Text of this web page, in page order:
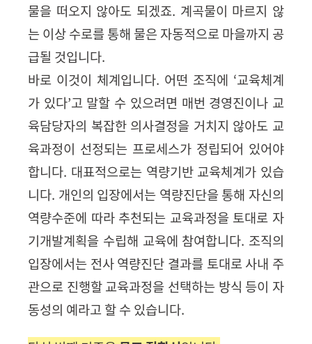
물을 떠오지 않아도 되겠죠. 계곡물이 마르지 않
는 이상 수로를 통해 물은 자동적으로 마을까지 공
급될 것입니다.
바로 이것이 체계입니다. 어떤 조직에 ‘교육체계
가 있다’고 말할 수 있으려면 매번 경영진이나 교
육담당자의 복잡한 의사결정을 거치지 않아도 교
육과정이 선정되는 프로세스가 정립되어 있어야
합니다. 대표적으로는 역량기반 교육체계가 있습
니다. 개인의 입장에서는 역량진단을 통해 자신의
역량수준에 따라 추천되는 교육과정을 토대로 자
기개발계획을 수립해 교육에 참여합니다. 조직의
입장에서는 전사 역량진단 결과를 토대로 사내 주
관으로 진행할 교육과정을 선택하는 방식 등이 자
동성의 예라고 할 수 있습니다.